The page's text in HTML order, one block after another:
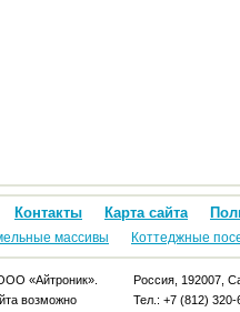
Контакты Карта сайта
массивы Коттеджные
«Айтроник».
возможно
Россия, 192007,
Тел.: +7 (812) 320-